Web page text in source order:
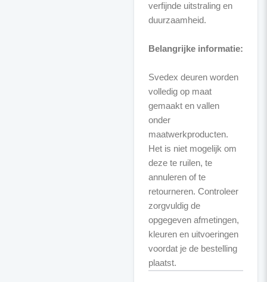
verfijnde uitstraling en
duurzaamheid.
Belangrijke informatie:
Svedex deuren worden
volledig op maat
gemaakt en vallen
onder
maatwerkproducten.
Het is niet mogelijk om
deze te ruilen, te
annuleren of te
retourneren. Controleer
zorgvuldig de
opgegeven afmetingen,
kleuren en uitvoeringen
voordat je de bestelling
plaatst.